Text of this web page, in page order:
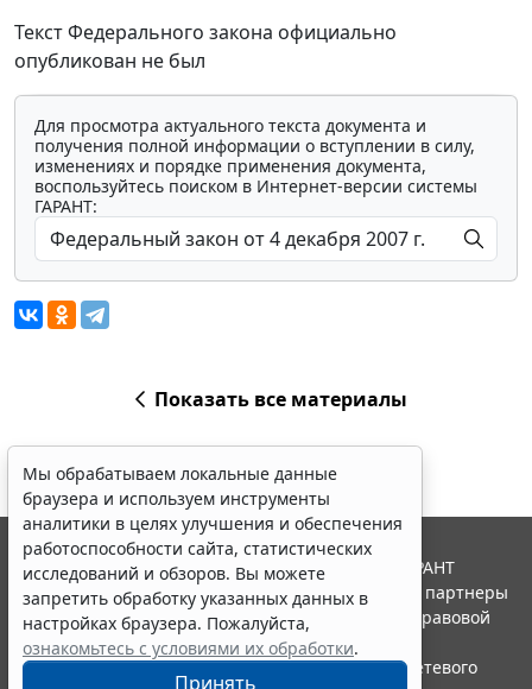
Текст Федерального закона официально
опубликован не был
Для просмотра актуального текста документа и
получения полной информации о вступлении в силу,
изменениях и порядке применения документа,
воспользуйтесь поиском в Интернет-версии системы
ГАРАНТ:
Показать все материалы
Мы обрабатываем локальные данные
браузера и используем инструменты
аналитики в целях улучшения и обеспечения
работоспособности сайта, статистических
исследований и обзоров. Вы можете
запретить обработку указанных данных в
настройках браузера. Пожалуйста,
ознакомьтесь с условиями их обработки.
Принять
© ООО "НПП "ГАРАНТ-СЕРВИС", 2026. Система ГАРАНТ
выпускается с 1990 года. Компания "Гарант" и ее партнеры
являются участниками Российской ассоциации правовой
информации ГАРАНТ.
Портал ГАРАНТ.РУ зарегистрирован в качестве сетевого